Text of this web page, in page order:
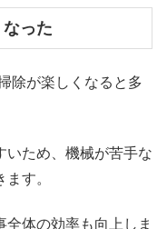
った
除が楽しくなると多
いため、機械が苦手な
す。
全体の効率も向上しま